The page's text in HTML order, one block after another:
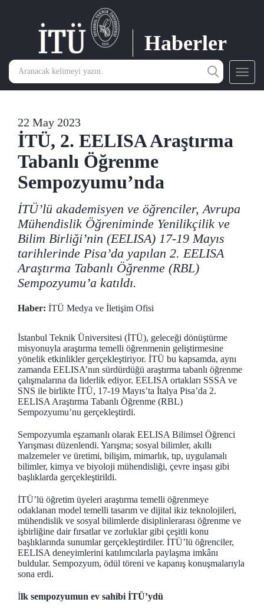
Haberler
22 May 2023
İTÜ, 2. EELISA Araştırma
Tabanlı Öğrenme
Sempozyumu’nda
İTÜ’lü akademisyen ve öğrenciler, Avrupa
Mühendislik Öğreniminde Yenilikçilik ve
Bilim Birliği’nin (EELISA) 17-19 Mayıs
tarihlerinde Pisa’da yapılan 2. EELISA
Araştırma Tabanlı Öğrenme (RBL)
Sempozyumu’a katıldı.
Haber: İTÜ Medya ve İletişim Ofisi
İstanbul Teknik Üniversitesi (İTÜ), geleceği dönüştürme
misyonuyla araştırma temelli öğrenmenin geliştirmesine
yönelik etkinlikler gerçekleştiriyor. İTÜ bu kapsamda, aynı
zamanda EELISA’nın sürdürdüğü araştırma tabanlı öğrenme
çalışmalarına da liderlik ediyor. EELISA ortakları SSSA ve
SNS ile birlikte İTÜ, 17-19 Mayıs’ta İtalya Pisa’da 2.
EELISA Araştırma Tabanlı Öğrenme (RBL)
Sempozyumu’nu gerçekleştirdi.
Sempozyumla eşzamanlı olarak EELISA Bilimsel Öğrenci
Yarışması düzenlendi. Yarışma; sosyal bilimler, akıllı
malzemeler ve üretimi, bilişim, mimarlık, tıp, uygulamalı
bilimler, kimya ve biyoloji mühendisliği, çevre inşası gibi
başlıklarda gerçekleştirildi.
İTÜ’lü öğretim üyeleri araştırma temelli öğrenmeye
odaklanan model temelli tasarım ve dijital ikiz teknolojileri,
mühendislik ve sosyal bilimlerde disiplinlerarası öğrenme ve
işbirliğine dair fırsatlar ve zorluklar gibi çeşitli konu
başlıklarında sunumlar gerçekleştirdiler. İTÜ’lü öğrenciler,
EELISA deneyimlerini katılımcılarla paylaşma imkânı
buldular. Sempozyum, ödül töreni ve kapanış konuşmalarıyla
sona erdi.
İlk sempozyumun ev sahibi İTÜ’ydü